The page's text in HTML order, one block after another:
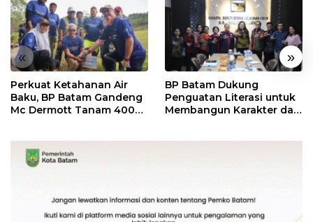
« »
Perkuat Ketahanan Air
Baku, BP Batam Gandeng
Mc Dermott Tanam 400
BP Batam Dukung
Penguatan Literasi untuk
Membangun Karakter dan